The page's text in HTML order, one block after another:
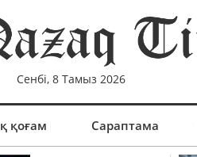
Сенбі, 8 Тамыз 2026
қоғам Сараптама